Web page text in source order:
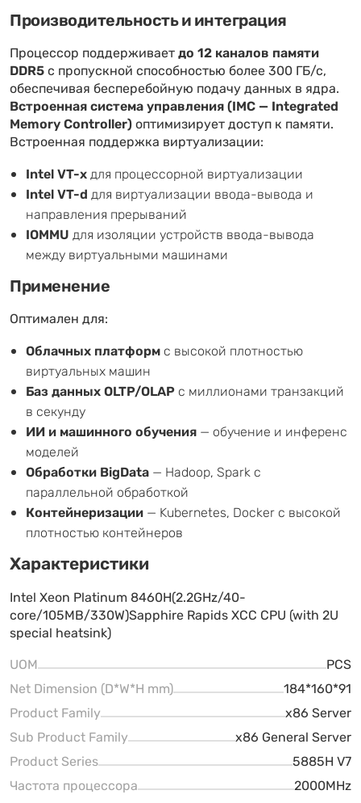
Производительность и интеграция
Процессор поддерживаетдо 12 каналов памяти
DDR5с пропускной способностью более 300 ГБ/с,
обеспечивая бесперебойную подачу данных в ядра.
Встроенная система управления (IMC — Integrated
Memory Controller)оптимизирует доступ к памяти.
Встроенная поддержка виртуализации:
Intel VT-xдля процессорной виртуализации
Intel VT-d для виртуализации ввода-вывода и
направления прерываний
IOMMU для изоляции устройств ввода-вывода
между виртуальными машинами
Применение
Оптимален для:
Облачных платформ с высокой плотностью
виртуальных машин
Баз данных OLTP/OLAP с миллионами транзакций
в секунду
ИИ и машинного обучения — обучение и инференс
моделей
Обработки BigData — Hadoop, Spark с
параллельной обработкой
Контейнеризации — Kubernetes, Docker с высокой
плотностью контейнеров
Характеристики
Intel Xeon Platinum 8460H(2.2GHz/40-
core/105MB/330W)Sapphire Rapids XCC CPU (with 2U
special heatsink)
UOM
PCS
Net Dimension (D*W*H mm)
184*160*91
Product Family
x86 Server
Sub Product Family
x86 General Server
Product Series
5885H V7
Частота процессора
2000MHz